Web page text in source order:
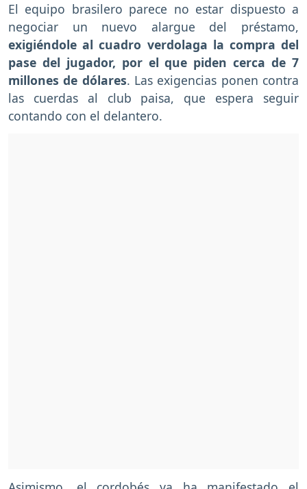
El equipo brasilero parece no estar dispuesto a
negociar un nuevo alargue del préstamo,
exigiéndole al cuadro verdolaga la compra del
pase del jugador, por el que piden cerca de 7
millones de dólares. Las exigencias ponen contra
las cuerdas al club paisa, que espera seguir
contando con el delantero.